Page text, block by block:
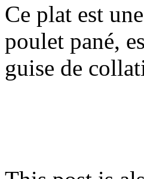
Ce plat est
poulet pané,
guise de